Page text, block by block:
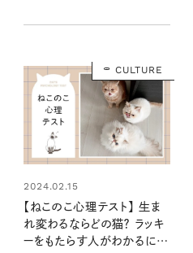
CULTURE
2024.02.15
【ねこのこ心理テスト】 生ま
れ変わるならどの猫？ ラッキ
ーをもたらす人がわかるにゃ